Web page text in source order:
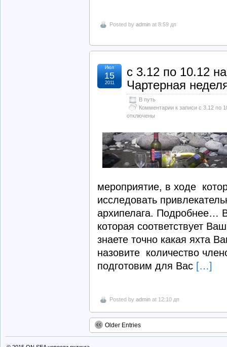
Posted by admin at 8:59 дп
с 3.12 по 10.12
Чартерная
В путь
Комментарии к записи с 3.12 по
отключены
Июл
15
2011
мероприятие, в ходе
исследовать
архипелага. Подробнее…
которая соответствует
знаете точно какая яхта
назовите количество
подготовим для Вас […]
Posted by admin at 12:10 дп
Older Entries